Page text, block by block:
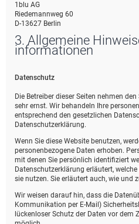
1blu AG
Riedemannweg 60
D-13627 Berlin
3. Allgemeine
informationen
Datenschutz
Die Betreiber dieser Seiten nehmen
sehr ernst. Wir behandeln Ihre
entsprechend den gesetzlichen
Datenschutzerklärung.
Wenn Sie diese Website benutzen,
personenbezogene Daten erhoben.
mit denen Sie persönlich identifiziert
Datenschutzerklärung erläutert,
sie nutzen. Sie erläutert auch, wie und
Wir weisen darauf hin, dass die
Kommunikation per E-Mail)
lückenloser Schutz der Daten vor